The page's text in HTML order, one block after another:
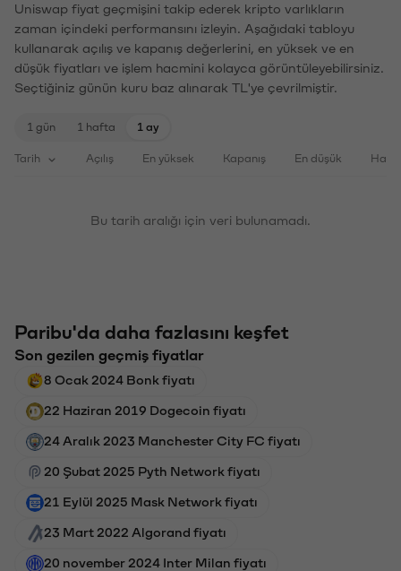
Uniswap fiyat geçmişini takip ederek kripto varlıkların
zaman içindeki performansını izleyin. Aşağıdaki tabloyu
kullanarak açılış ve kapanış değerlerini, en yüksek ve en
düşük fiyatları ve işlem hacmini kolayca görüntüleyebilirsiniz.
Seçtiğiniz günün kuru baz alınarak TL'ye çevrilmiştir.
1 gün 1 hafta 1 ay
Tarih Açılış En yüksek Kapanış En düşük
Bu tarih aralığı için veri bulunamadı.
Paribu'da daha fazlasını keşfet
Son gezilen geçmiş fiyatlar
8 Ocak 2024 Bonk fiyatı
22 Haziran 2019 Dogecoin fiyatı
24 Aralık 2023 Manchester City FC fiyatı
20 Şubat 2025 Pyth Network fiyatı
21 Eylül 2025 Mask Network fiyatı
23 Mart 2022 Algorand fiyatı
20 november 2024 Inter Milan fiyatı